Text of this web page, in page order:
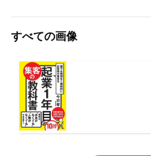
すべての画像